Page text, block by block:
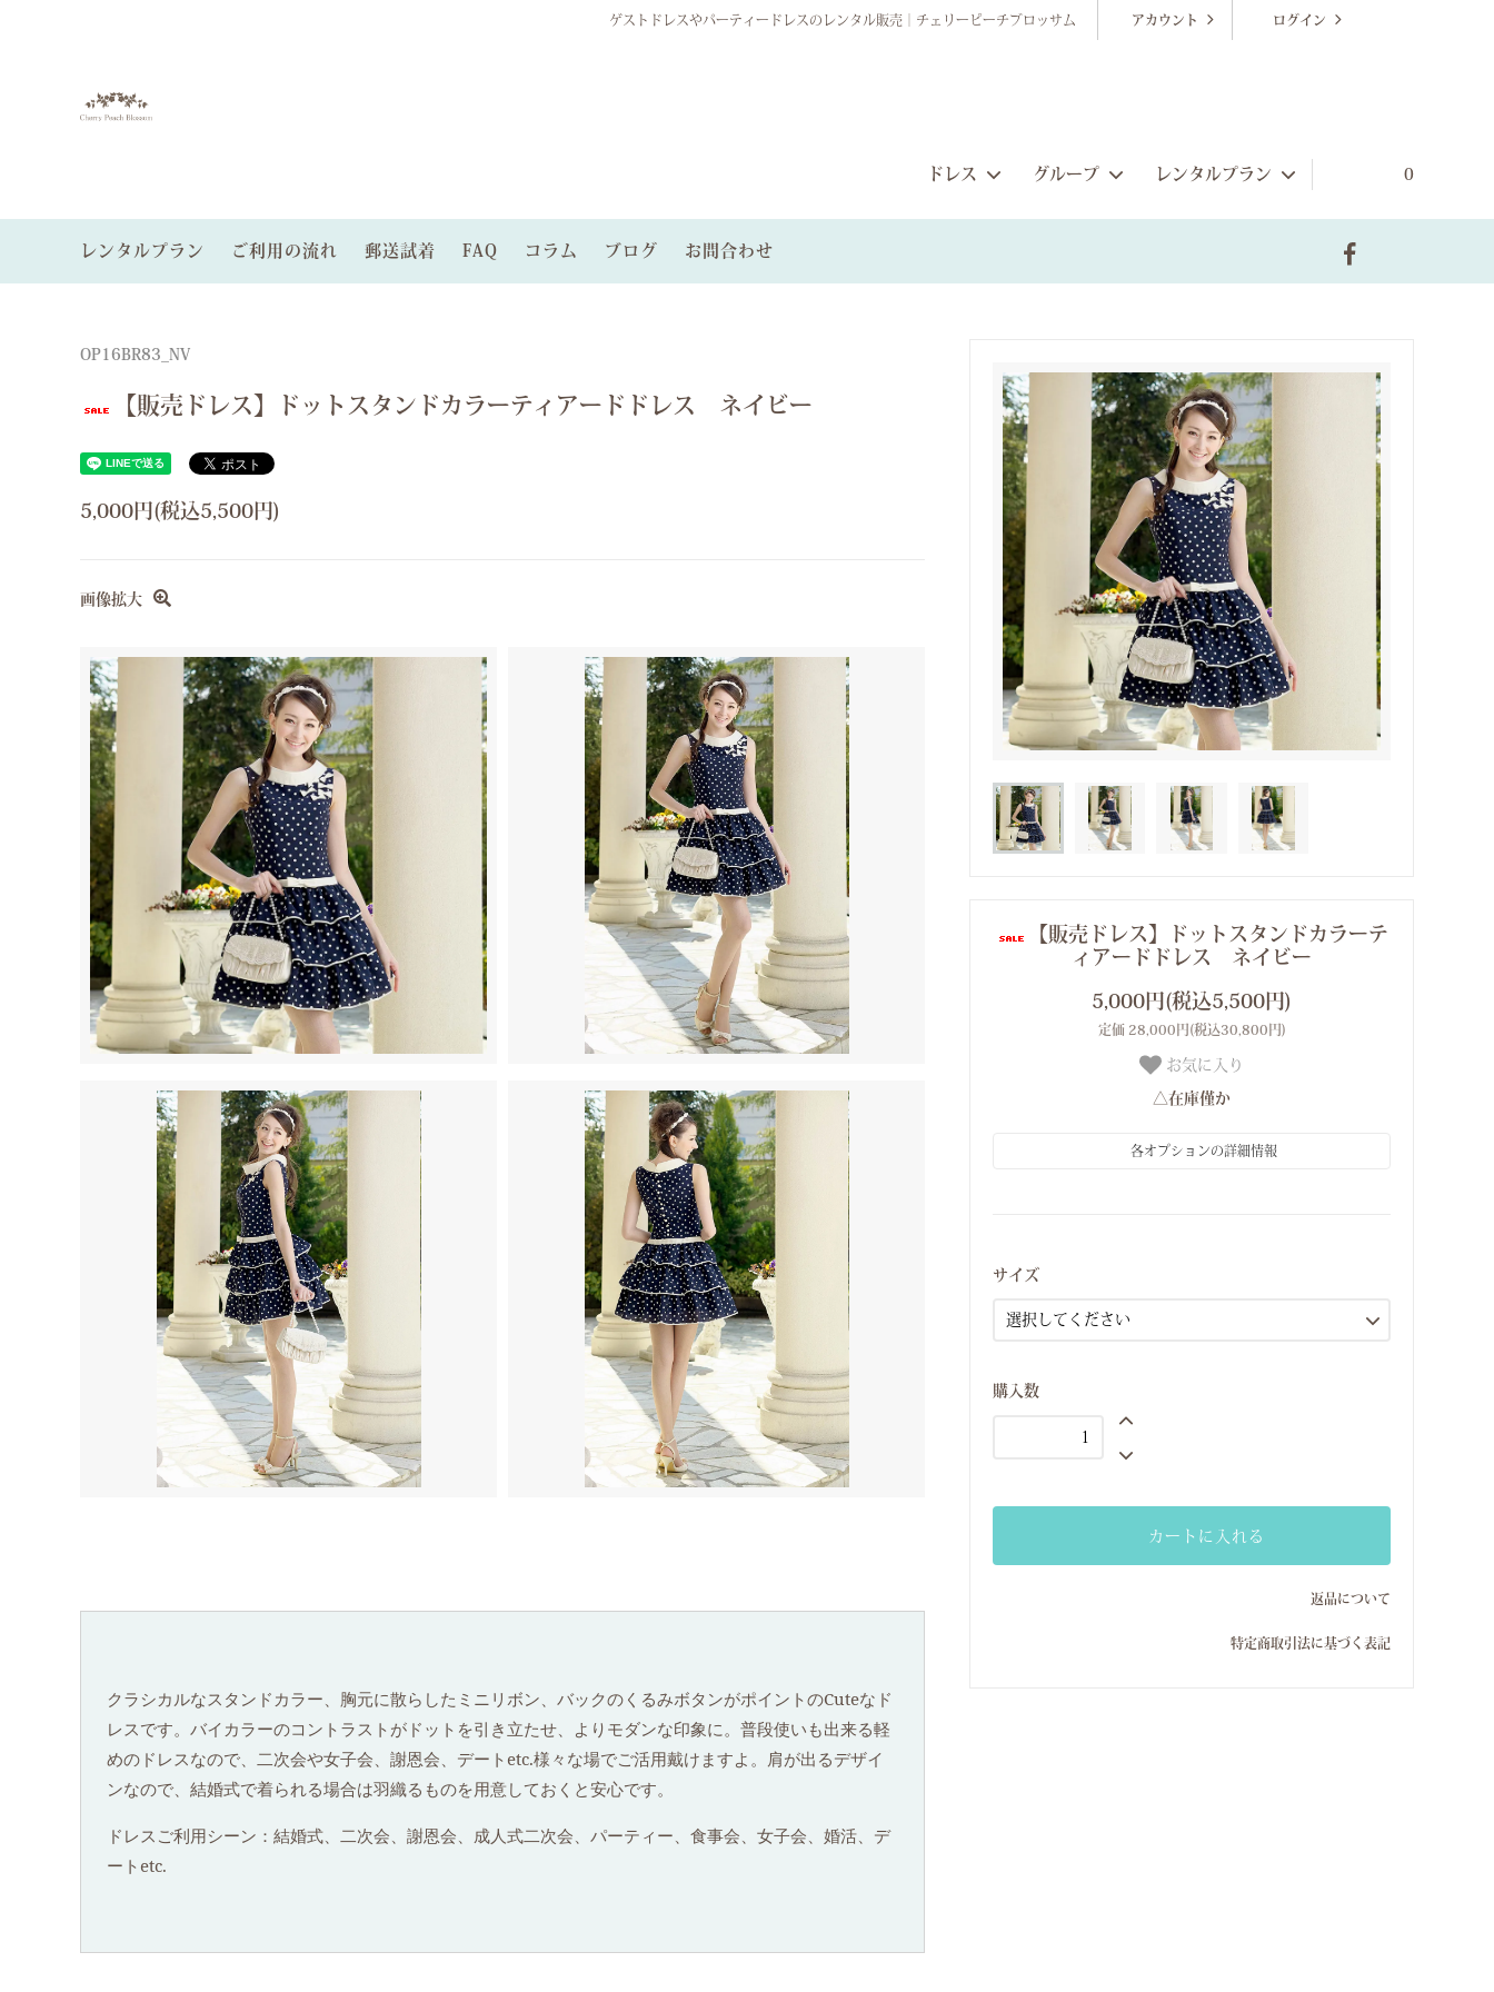
ゲストドレスやパーティードレスのレンタル販売｜チェリーピーチブロッサム ログイン
アカウント
0
ドレス
レンタルゲストドレス レンタルパーティードレス
グループ
色から探す サイズから探す
レンタルプラン
ゲストドレスプラン パーティードレスプラン
レンタルプラン ご利用の流れ 郵送試着 FAQ コラム ブログ お問合わせ
【販売ドレス】ドットスタンドカラーテ
ィアードドレス ネイビー
5,000円(税込5,500円)
定価 28,000円(税込30,800円)
お気に入り
△在庫僅か
各オプションの詳細情報
サイズ
購入数
カートに入れる
返品について
特定商取引法に基づく表記
OP16BR83_NV
【販売ドレス】ドットスタンドカラーティアードドレス ネイビー
5,000円(税込5,500円)
画像拡大
クラシカルなスタンドカラー、胸元に散らしたミニリボン、バックのくるみボタンがポイントのCuteなド
レスです。バイカラーのコントラストがドットを引き立たせ、よりモダンな印象に。普段使いも出来る軽
めのドレスなので、二次会や女子会、謝恩会、デートetc.様々な場でご活用戴けますよ。肩が出るデザイ
ンなので、結婚式で着られる場合は羽織るものを用意しておくと安心です。
ドレスご利用シーン：結婚式、二次会、謝恩会、成人式二次会、パーティー、食事会、女子会、婚活、デ
ートetc.